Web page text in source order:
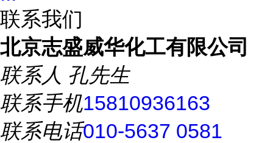
联系我们
北京志盛威华化工有限公司
联系人 孔先生
联系手机15810936163
联系电话010-5637 0581